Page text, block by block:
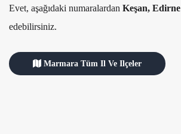
Evet, aşağıdaki numaralardan Keşan, Edirne
edebilirsiniz.
Marmara Tüm Il Ve Ilçeler